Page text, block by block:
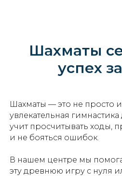
Шахматы
успех
Шахматы — это не просто
увлекательная гимнастика
учит просчитывать ходы,
и не бояться ошибок.
В нашем центре мы
эту древнюю игру с нуля